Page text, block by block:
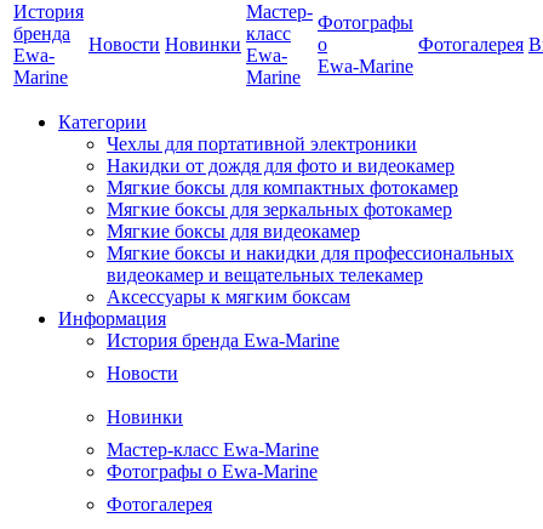
История
бренда
Ewa-
Marine
Новости Новинки
Мастер-
класс
Ewa-
Marine
Фотографы
о
Ewa-Marine
Фотогалерея
Категории
Чехлы для портативной электроники
Накидки от дождя для фото и видеокамер
Мягкие боксы для компактных фотокамер
Мягкие боксы для зеркальных фотокамер
Мягкие боксы для видеокамер
Мягкие боксы и накидки для профессиональных
видеокамер и вещательных телекамер
Аксессуары к мягким боксам
Информация
История бренда Ewa-Marine
Новости
Новинки
Мастер-класс Ewa-Marine
Фотографы о Ewa-Marine
Фотогалерея